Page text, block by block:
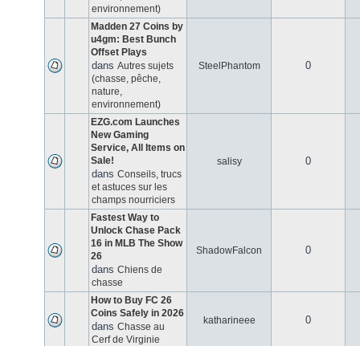
environnement)
Madden 27 Coins by
u4gm: Best Bunch
Offset Plays
dans Autres sujets
(chasse, pêche,
nature,
environnement)
SteelPhantom 0
EZG.com Launches
New Gaming
Service, All Items on
Sale!
dans Conseils, trucs
et astuces sur les
champs nourriciers
salisy 0
Fastest Way to
Unlock Chase Pack
16 in MLB The Show
26
dans Chiens de
chasse
ShadowFalcon 0
How to Buy FC 26
Coins Safely in 2026
dans Chasse au
Cerf de Virginie
katharineee 0